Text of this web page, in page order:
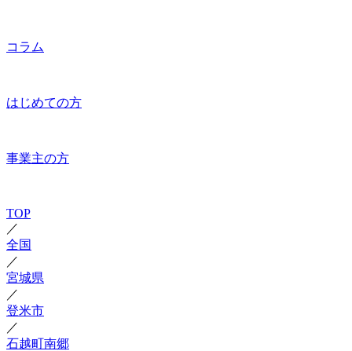
コラム
はじめての方
事業主の方
TOP
／
全国
／
宮城県
／
登米市
／
石越町南郷